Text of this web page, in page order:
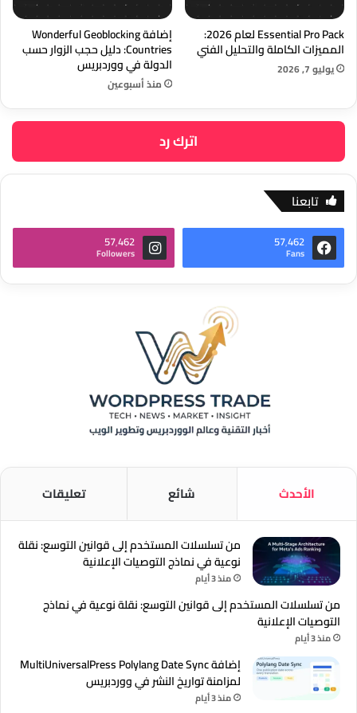
Essential Pro Pack لعام 2026:
المميزات الكاملة والتحليل الفني
يوليو 7, 2026
إضافة Wonderful Geoblocking
Countries: دليل حجب الزوار حسب
الدولة في ووردبريس
منذ أسبوعين
اترك رد
تابعنا
57٬462
Fans
57٬462
Followers
الأحدث شائع تعليقات
من تسلسلات المستخدم إلى قوانين التوسع: نقلة
نوعية في نماذج التوصيات الإعلانية
منذ 3 أيام
من تسلسلات المستخدم إلى قوانين التوسع: نقلة نوعية في نماذج
التوصيات الإعلانية
منذ 3 أيام
إضافة MultiUniversalPress Polylang Date Sync
لمزامنة تواريخ النشر في ووردبريس
منذ 3 أيام